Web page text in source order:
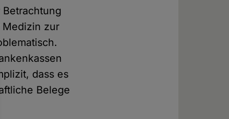
Medizin zur
dass es
Belege